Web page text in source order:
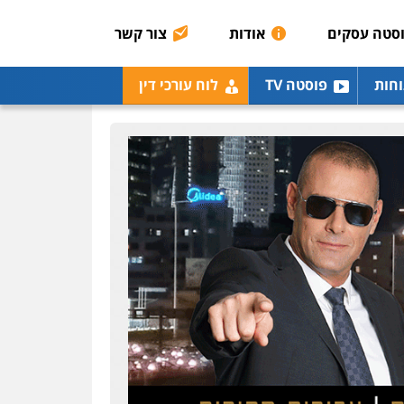
עסקים אודות צור קשר
פוסטה TV לוח עורכי דין
מחיקת כתבות מגוגל
ודחיקת אזכורים שליליים
דין
0522508109
אחסון אתרים
מהירות הגנה גיבוי
תמיכה שירותים מקצועיים
לעורכי דין
מרכז התחלה חדשה
אסירים עבירות מין
שירותים מקצועיים לעורכי
דין
0544500346
מאיה בלום, עו"ס,
טיפול ושיקום
טיפול בהתמכרויות